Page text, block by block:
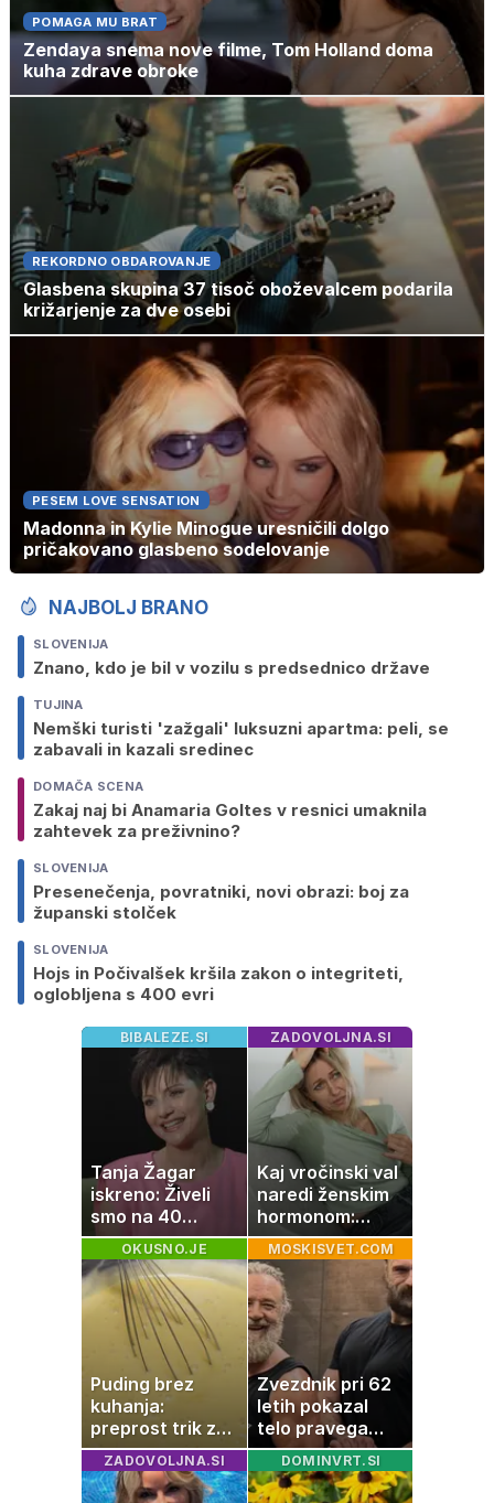
POMAGA MU BRAT
Zendaya snema nove filme, Tom Holland doma
kuha zdrave obroke
REKORDNO OBDAROVANJE
Glasbena skupina 37 tisoč oboževalcem podarila
križarjenje za dve osebi
PESEM LOVE SENSATION
Madonna in Kylie Minogue uresničili dolgo
pričakovano glasbeno sodelovanje
NAJBOLJ BRANO
SLOVENIJA
Znano, kdo je bil v vozilu s predsednico države
TUJINA
Nemški turisti 'zažgali' luksuzni apartma: peli, se
zabavali in kazali sredinec
DOMAČA SCENA
Zakaj naj bi Anamaria Goltes v resnici umaknila
zahtevek za preživnino?
SLOVENIJA
Presenečenja, povratniki, novi obrazi: boj za
županski stolček
SLOVENIJA
Hojs in Počivalšek kršila zakon o integriteti,
oglobljena s 400 evri
BIBALEZE.SI
Tanja Žagar
iskreno: Živeli
smo na 40
kvadratih, a
imela sem vse,
kar otrok
potrebuje
ZADOVOLJNA.SI
Kaj vročinski val
naredi ženskim
hormonom:
zakaj se poleti
počutimo
drugače?
OKUSNO.JE
Puding brez
kuhanja:
preprost trik za
pripravo v le
nekaj minutah
MOSKISVET.COM
Zvezdnik pri 62
letih pokazal
telo pravega
gladiatorja
ZADOVOLJNA.SI DOMINVRT.SI